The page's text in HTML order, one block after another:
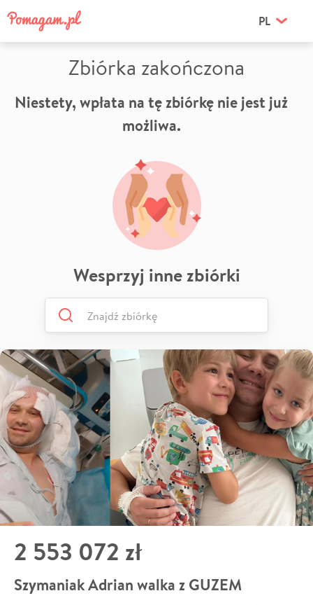
PL
Zbiórka zakończona
Niestety, wpłata na tę zbiórkę nie jest już
możliwa.
Wesprzyj inne zbiórki
2 553 072 zł
Szymaniak Adrian walka z GUZEM